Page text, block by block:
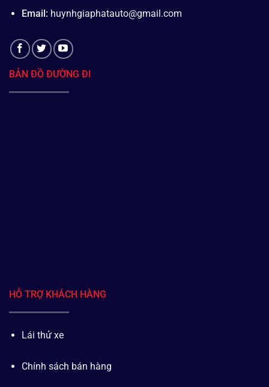
Email: huynhgiaphatauto@gmail.com
BẢN ĐỒ ĐƯỜNG ĐI
HỖ TRỢ KHÁCH HÀNG
Lái thử xe
Chính sách bán hàng